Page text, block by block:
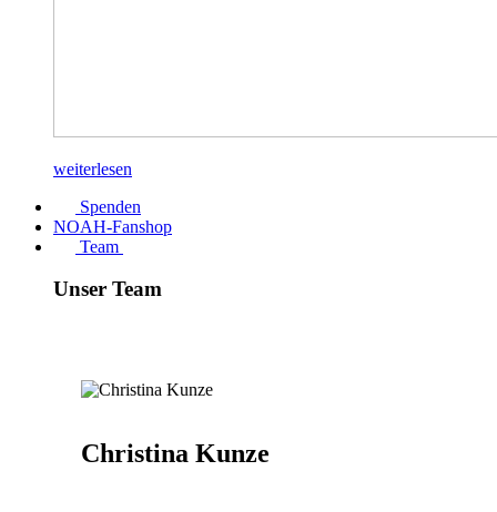
weiterlesen
Spenden
NOAH-Fanshop
Team
Unser Team
Christina Kunze